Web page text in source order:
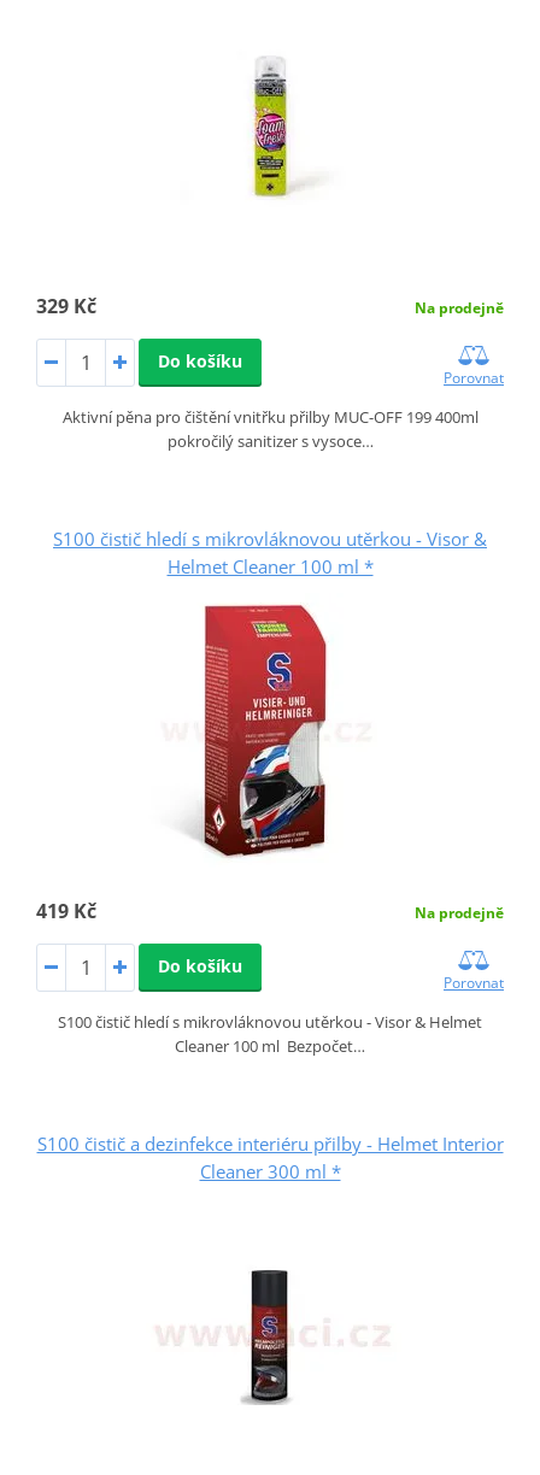
329 Kč Na prodejně
Do košíku
Porovnat
Aktivní pěna pro čištění vnitřku přilby MUC-OFF 199 400ml
pokročilý sanitizer s vysoce…
S100 čistič hledí s mikrovláknovou utěrkou - Visor &
Helmet Cleaner 100 ml *
419 Kč Na prodejně
Do košíku
Porovnat
S100 čistič hledí s mikrovláknovou utěrkou - Visor & Helmet
Cleaner 100 ml Bezpočet…
S100 čistič a dezinfekce interiéru přilby - Helmet Interior
Cleaner 300 ml *